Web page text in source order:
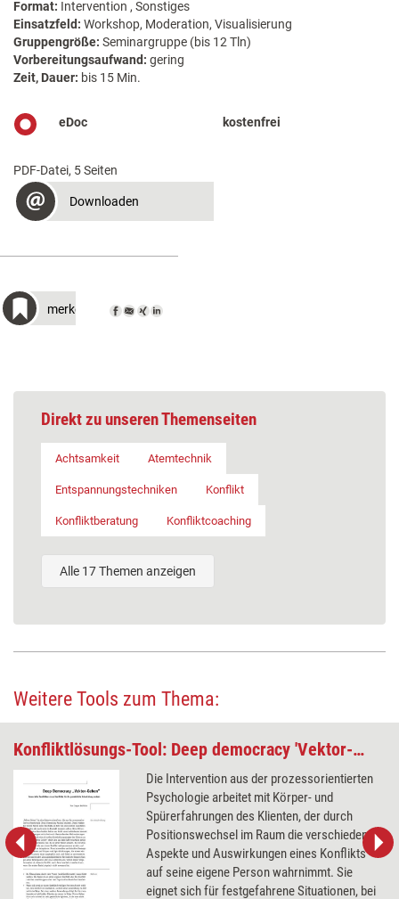
Format: Intervention , Sonstiges
Einsatzfeld: Workshop, Moderation, Visualisierung
Gruppengröße: Seminargruppe (bis 12 Tln)
Vorbereitungsaufwand: gering
Zeit, Dauer: bis 15 Min.
eDoc kostenfrei
PDF-Datei, 5 Seiten
Downloaden
merken
Direkt zu unseren Themenseiten
Achtsamkeit Atemtechnik
Entspannungstechniken Konflikt
Konfliktberatung Konfliktcoaching
Alle 17 Themen anzeigen
Weitere Tools zum Thema:
Konfliktlösungs-Tool: Deep democracy 'Vektor-Gehen'
Die Intervention aus der prozessorientierten
Psychologie arbeitet mit Körper- und
Spürerfahrungen des Klienten, der durch
Positionswechsel im Raum die verschiedenen
Aspekte und Auswirkungen eines Konflikts
auf seine eigene Person wahrnimmt. Sie
eignet sich für festgefahrene Situationen, bei